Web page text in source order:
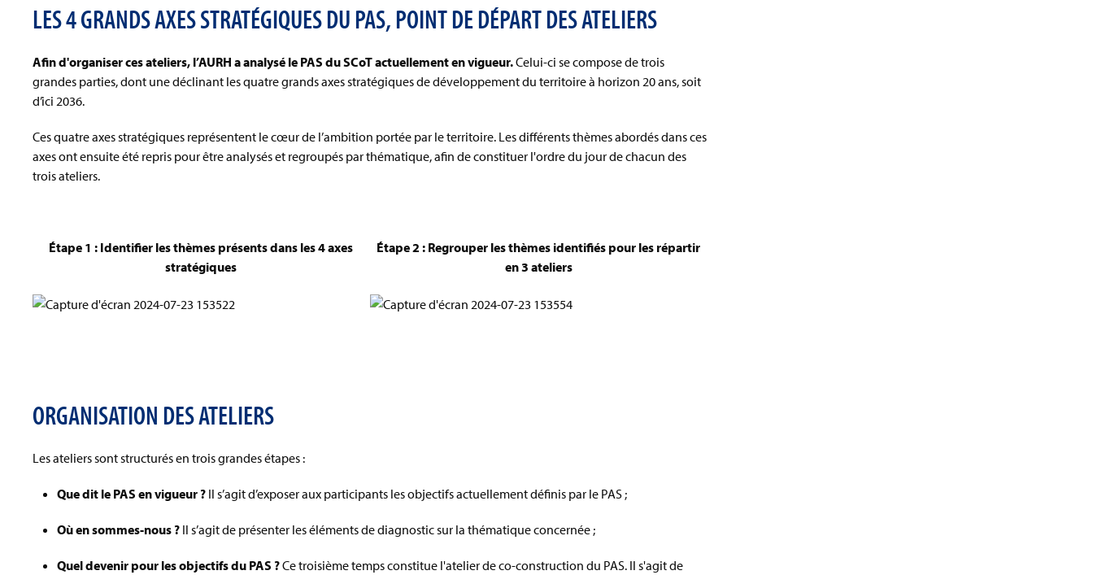
LES 4 GRANDS AXES STRATÉGIQUES DU PAS, POINT DE DÉPART DES ATELIERS
Afin d'organiser ces ateliers, l’AURH a analysé le PAS du SCoT actuellement en vigueur.Celui-ci se compose de trois
grandes parties, dont une déclinant les quatre grands axes stratégiques de développement du territoire à horizon 20 ans, soit
d’ici 2036.
Ces quatre axes stratégiques représentent le cœur de l’ambition portée par le territoire. Les différents thèmes abordés dans ces
axes ont ensuite été repris pour être analysés et regroupés par thématique, afin de constituer l'ordre du jour de chacun des
trois ateliers.
Étape 1 : Identifier les thèmes présents dans les 4 axes
stratégiques
Étape 2 : Regrouper les thèmes identifiés pour les répartir
en 3 ateliers
ORGANISATION DES ATELIERS
Les ateliers sont structurés en trois grandes étapes :
Que dit le PAS en vigueur ? Il s’agit d’exposer aux participants les objectifs actuellement définis par le PAS ;
Où en sommes-nous ? Il s’agit de présenter les éléments de diagnostic sur la thématique concernée ;
Quel devenir pour les objectifs du PAS ?Ce troisième temps constitue l'atelier de co-construction du PAS. Il s'agit de